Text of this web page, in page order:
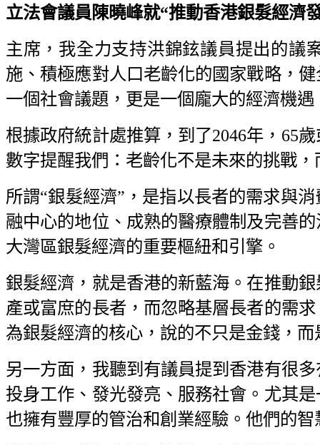
立法會議員陳曉峰就“推動香港銀髮經濟
主席，我全力支持洪錦鉉議員提出的議
施、積極應對人口老齡化的國家戰略，
一個社會議題，更是一個龐大的經濟機
根據政府統計處推算，到了2046年，65
數字提醒我們：老齡化不是未來的挑戰
所謂“銀髮經濟”，是指以長者的需求與
融中心的地位、成熟的醫療體制及完善
大灣區銀髮經濟的重要樞紐和引擎。
銀髮經濟，就是香港的新藍海。在推動
產或富庶的長者，而忽略基層長者的需
為銀髮經濟的核心，說的不只是金錢，
另一方面，我聽到有議員提到香港有很
投身工作、發光發亮、服務社會。尤其
也擁有豐厚的管治和創業經驗。他們的